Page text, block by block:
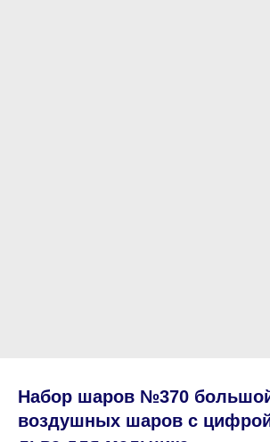
Набор шаров №370
воздушных шаров с